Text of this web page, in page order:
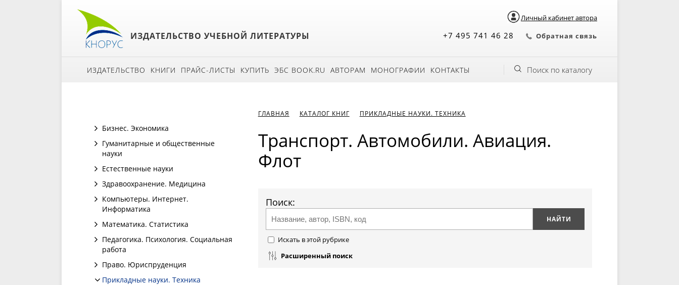
Личный кабинет автора
ИЗДАТЕЛЬСТВО УЧЕБНОЙ ЛИТЕРАТУРЫ +7 495 741 46 28 Обратная связь
ИЗДАТЕЛЬСТВО КНИГИ ПРАЙС-ЛИСТЫ КУПИТЬ ЭБС BOOK.RU АВТОРАМ МОНОГРАФИИ КОНТАКТЫ Поиск по каталогу
Бизнес. Экономика
Гуманитарные и общественные
науки
Естественные науки
Здравоохранение. Медицина
Компьютеры. Интернет.
Информатика
Математика. Статистика
Педагогика. Психология. Социальная
работа
Право. Юриспруденция
Прикладные науки. Техника
ГЛАВНАЯ КАТАЛОГ КНИГ ПРИКЛАДНЫЕ НАУКИ. ТЕХНИКА
Транспорт. Автомобили. Авиация.
Флот
Поиск:
Искать в этой рубрике
Расширенный поиск